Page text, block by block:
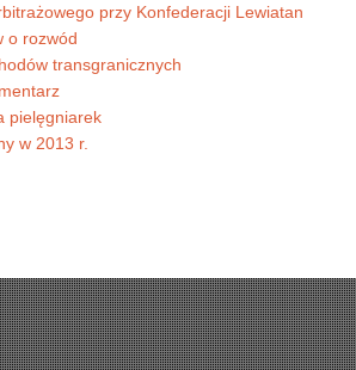
przy Konfederacji Lewiatan
o rozwód
transgranicznych
pielęgniarek
w 2013 r.